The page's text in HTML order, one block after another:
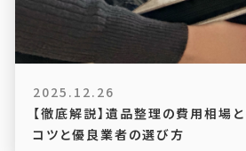
2025.12.26
【徹底解説】遺品整理の費用相場
コツと優良業者の選び方